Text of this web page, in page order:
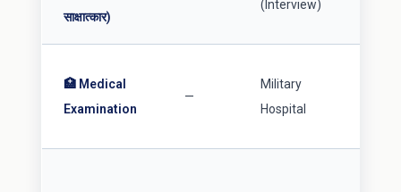
साक्षात्कार)
(Interview)
🏥 Medical
Examination
—
Military
Hospital